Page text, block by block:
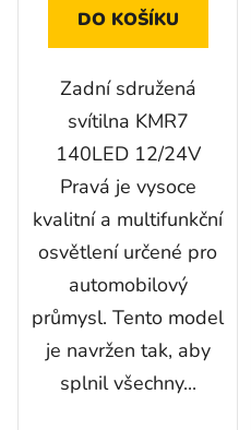
DO KOŠÍKU
Zadní sdružená
svítilna KMR7
140LED 12/24V
Pravá je vysoce
kvalitní a multifunkční
osvětlení určené pro
automobilový
průmysl. Tento model
je navržen tak, aby
splnil všechny...